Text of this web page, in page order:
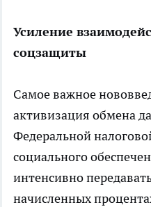
Усиление
соцзащиты
Самое важное
активизация обмена
Федеральной
социального
интенсивно
начисленных